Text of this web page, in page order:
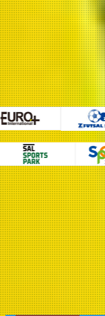
提携企業